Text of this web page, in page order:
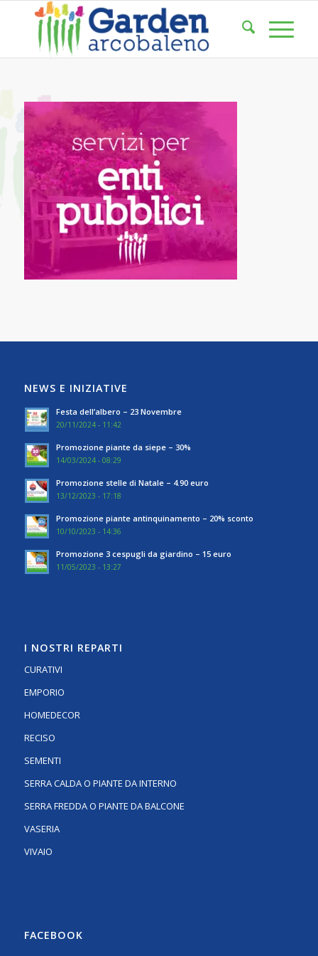
NEWS E INIZIATIVE
Festa dell’albero – 23 Novembre
20/11/2024 - 11:42
Promozione piante da siepe – 30%
14/03/2024 - 08:29
Promozione stelle di Natale – 4.90 euro
13/12/2023 - 17:18
Promozione piante antinquinamento – 20% sconto
10/10/2023 - 14:36
Promozione 3 cespugli da giardino – 15 euro
11/05/2023 - 13:27
I NOSTRI REPARTI
CURATIVI
EMPORIO
HOMEDECOR
RECISO
SEMENTI
SERRA CALDA O PIANTE DA INTERNO
SERRA FREDDA O PIANTE DA BALCONE
VASERIA
VIVAIO
FACEBOOK